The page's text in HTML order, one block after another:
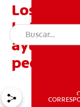
Los
bebés
ayudarle
pequeño